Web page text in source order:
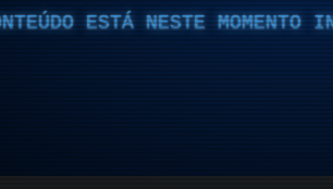
ESTÁ NESTE MOMENTO